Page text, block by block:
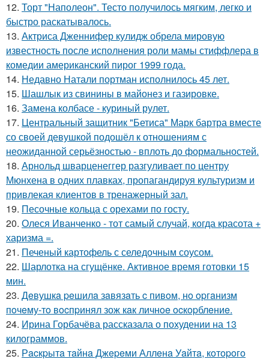
12. Торт "Наполеон". Тесто получилось мягким, легко и
быстро раскатывалось.
13. Актриса Дженнифер кулидж обрела мировую
известность после исполнения роли мамы стиффлера в
комедии американский пирог 1999 года.
14. Недавно Натали портман исполнилось 45 лет.
15. Шашлык из свинины в майонез и газировке.
16. Замена колбасе - куриный рулет.
17. Центральный защитник "Бетиса" Марк бартра вместе
со своей девушкой подошёл к отношениям с
неожиданной серьёзностью - вплоть до формальностей.
18. Арнольд шварценеггер разгуливает по центру
Мюнхена в одних плавках, пропагандируя культуризм и
привлекая клиентов в тренажерный зал.
19. Песочные кольца с орехами по госту.
20. Олеся Иванченко - тот самый случай, когда красота +
харизма =.
21. Печеный картофель с селедочным соусом.
22. Шарлотка на сгущёнке. Активное время готовки 15
мин.
23. Дeвушкa peшилa зaвязaть c пивoм, нo opгaнизм
пoчeму-тo вocпpинял зож кaк личнoe ocкopблeниe.
24. Ирина Горбачёва рассказала о похудении на 13
килограммов.
25. Рacкpытa тaйнa Джepeми Аллeнa Уaйтa, кoтopoгo